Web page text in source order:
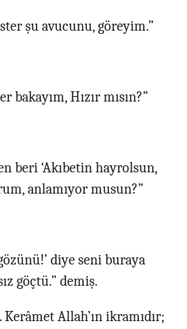
şu avucunu, göreyim.”
Hızır mısın?”
beri ‘Akıbetin hayrolsun,
anlamıyor musun?”
diye seni buraya
göçtü.” demiş.
Allah’ın ikramıdır;